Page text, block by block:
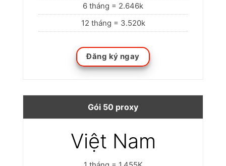
6 tháng = 2.646k
12 tháng = 3.520k
Đăng ký ngay
Gói 50 proxy
Việt Nam